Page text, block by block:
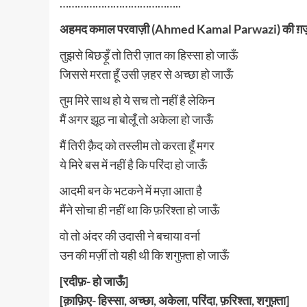
अहमद कमाल परवाज़ी (Ahmed Kamal Parwazi) की
तुझसे बिछड़ूँ तो तिरी ज़ात का हिस्सा हो जाऊँ
जिससे मरता हूँ उसी ज़हर से अच्छा हो जाऊँ
तुम मिरे साथ हो ये सच तो नहीं है लेकिन
मैं अगर झूठ ना बोलूँ तो अकेला हो जाऊँ
मैं तिरी क़ैद को तस्लीम तो करता हूँ मगर
ये मिरे बस में नहीं है कि परिंदा हो जाऊँ
आदमी बन के भटकने में मज़ा आता है
मैंने सोचा ही नहीं था कि फ़रिश्ता हो जाऊँ
वो तो अंदर की उदासी ने बचाया वर्ना
उन की मर्ज़ी तो यही थी कि शगुफ़्ता हो जाऊँ
[रदीफ़- हो जाऊँ]
[क़ाफ़िए- हिस्सा, अच्छा, अकेला, परिंदा, फ़रिश्ता, शगुफ़्ता]